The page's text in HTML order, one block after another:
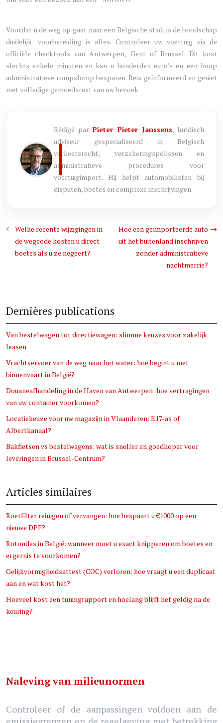
Voordat u de weg op gaat naar een Belgische stad, is de boodschap
duidelijk: voorbereiding is alles. Controleer uw voertuig via de
officiële checktools van Antwerpen, Gent of Brussel. Dit kost
slechts enkele minuten en kan u honderden euro’s en een hoop
administratieve rompslomp besparen. Reis geïnformeerd en geniet
met volledige gemoedsrust van uw bezoek.
Rédigé parPieter Pieter Janssens, Juridisch
adviseur gespecialiseerd in Belgisch
verkeersrecht, verzekeringspolissen en
administratieve procedures voor
voertuigimport. Hij helpt automobilisten bij
disputen, boetes en complexe inschrijvingen.
Welke recente wijzigingen in
de wegcode kosten u direct
boetes als u ze negeert?
Hoe een geïmporteerde auto
uit het buitenland inschrijven
zonder administratieve
nachtmerrie?
Dernières publications
Van bestelwagen tot directiewagen: slimme keuzes voor zakelijk
leasen
Vrachtvervoer van de weg naar het water: hoe begint u met
binnenvaart in België?
Douaneafhandeling in de Haven van Antwerpen: hoe vertragingen
van uw container voorkomen?
Locatiekeuze voor uw magazijn in Vlaanderen: E17-as of
Albertkanaal?
Bakfietsen vs bestelwagens: wat is sneller en goedkoper voor
leveringen in Brussel-Centrum?
Articles similaires
Roetfilter reinigen of vervangen: hoe bespaart u €1000 op een
nieuwe DPF?
Rotondes in België: wanneer moet u exact knipperen om boetes en
ergernis te voorkomen?
Gelijkvormigheidsattest (COC) verloren: hoe vraagt u een duplicaat
aan en wat kost het?
Hoeveel kost een tuningrapport en hoelang blijft het geldig na de
keuring?
Naleving van milieunormen
Controleer of de aanpassingen voldoen aan de